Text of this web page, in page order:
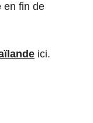
en fin de
ici.